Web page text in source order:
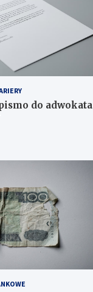
do adwokata